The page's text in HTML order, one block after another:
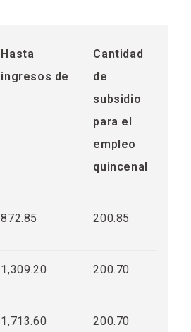
Hasta
ingresos de
Cantidad
de
subsidio
para el
empleo
quincenal
872.85 200.85
1,309.20 200.70
1,713.60 200.70